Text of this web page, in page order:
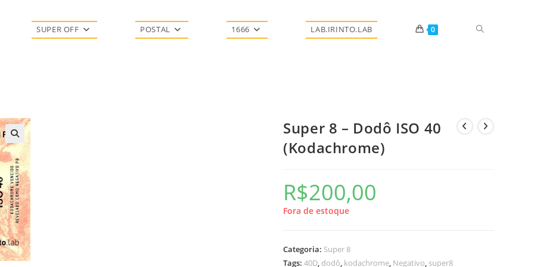
SUPER OFF POSTAL 1666 LAB.IRINTO.LAB 0 Alternar
🔍
Super 8 – Dodô ISO 40
(Kodachrome)
R$200,00
Fora de estoque
Categoria: Super 8
Tags:40D, dodô, kodachrome, Negativo, super8